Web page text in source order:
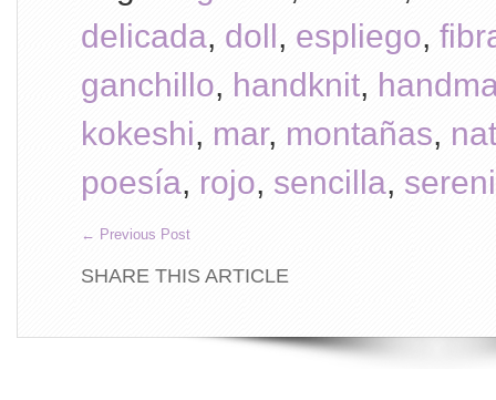
delicada, doll, espliego,
ganchillo, handknit,
kokeshi, mar, montañas,
poesía, rojo, sencilla,
← Previous Post
SHARE THIS ARTICLE